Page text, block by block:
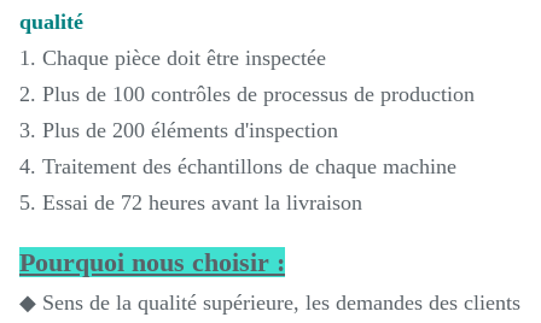
qualité
1. Chaque pièce doit être inspectée
2. Plus de 100 contrôles de processus de production
3. Plus de 200 éléments d'inspection
4. Traitement des échantillons de chaque machine
5. Essai de 72 heures avant la livraison
Pourquoi nous choisir :
◆ Sens de la qualité supérieure, les demandes des clients